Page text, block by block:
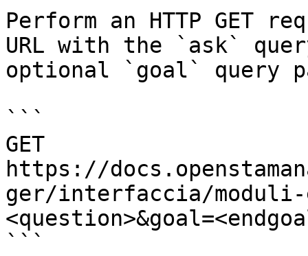
Perform an HTTP GET
URL with the `ask`
optional `goal` query
```
GET
https://
ger/interfaccia/moduli-
```